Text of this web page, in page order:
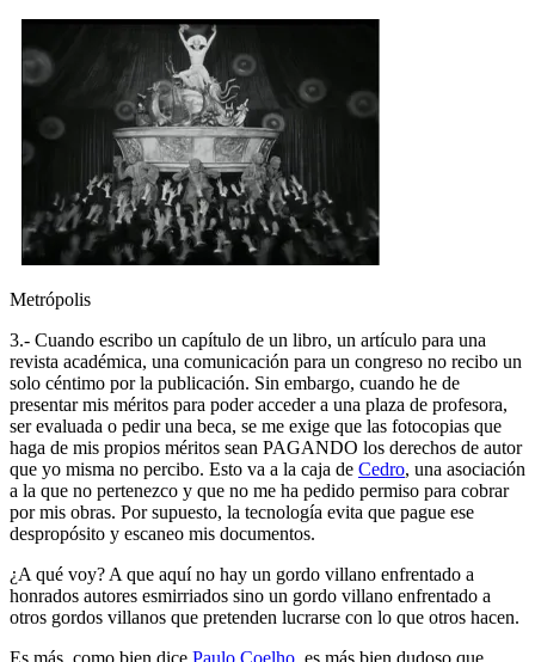
Metrópolis
3.- Cuando escribo un capítulo de un libro, un artículo para una
revista académica, una comunicación para un congreso no recibo un
solo céntimo por la publicación. Sin embargo, cuando he de
presentar mis méritos para poder acceder a una plaza de profesora,
ser evaluada o pedir una beca, se me exige que las fotocopias que
haga de mis propios méritos sean PAGANDO los derechos de autor
que yo misma no percibo. Esto va a la caja de Cedro, una asociación
a la que no pertenezco y que no me ha pedido permiso para cobrar
por mis obras. Por supuesto, la tecnología evita que pague ese
despropósito y escaneo mis documentos.
¿A qué voy? A que aquí no hay un gordo villano enfrentado a
honrados autores esmirriados sino un gordo villano enfrentado a
otros gordos villanos que pretenden lucrarse con lo que otros hacen.
Es más, como bien dice Paulo Coelho , es más bien dudoso que